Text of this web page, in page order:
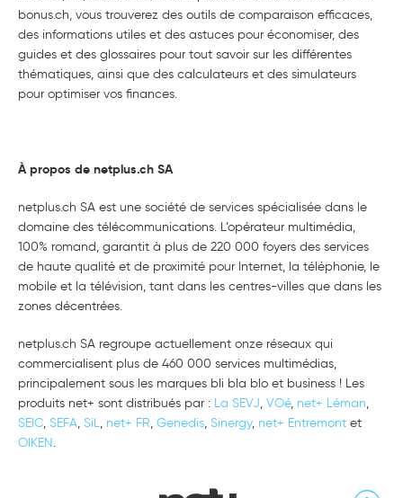
bonus.ch, vous trouverez des outils de comparaison efficaces,
des informations utiles et des astuces pour économiser, des
guides et des glossaires pour tout savoir sur les différentes
thématiques, ainsi que des calculateurs et des simulateurs
pour optimiser vos finances.
À propos de netplus.ch SA
netplus.ch SA est une société de services spécialisée dans le
domaine des télécommunications. L’opérateur multimédia,
100% romand, garantit à plus de 220 000 foyers des services
de haute qualité et de proximité pour Internet, la téléphonie, le
mobile et la télévision, tant dans les centres-villes que dans les
zones décentrées.
netplus.ch SA regroupe actuellement onze réseaux qui
commercialisent plus de 460 000 services multimédias,
principalement sous les marques bli bla blo et business ! Les
produits net+ sont distribués par : La SEVJ, VOé, net+ Léman,
SEIC, SEFA, SiL, net+ FR, Genedis, Sinergy, net+ Entremont et
OIKEN.